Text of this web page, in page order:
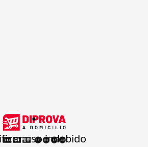
.
uso indebido